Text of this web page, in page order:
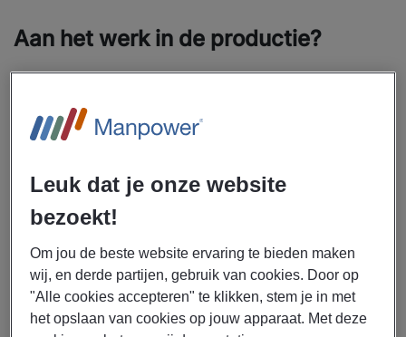
Aan het werk in de productie?
de mok waaruit je koffie drinkt: alles in jouw huis is ooit
verzet, zijn een hele hoop mensen nodig. Zo staan er
bijvoorbeeld functies open waarin je zelf producten in elkaar zet,
leidt, en nog weer andere posities waarin je machines bedient. Ga
jij binnenkort ook in de productie aan de slag?
Leuk dat je onze website
bezoekt!
Om jou de beste website ervaring te bieden maken
wij, en derde partijen, gebruik van cookies. Door op
"Alle cookies accepteren" te klikken, stem je in met
het opslaan van cookies op jouw apparaat. Met deze